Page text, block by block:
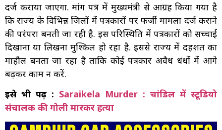
दर्ज कराया जाएगा. मांग पत्र में मुख्यमंत्री से आग्रह किया गया है
कि राज्य के विभिन्न जिलों में पत्रकारों पर फर्जी मामला दर्ज कराने
की परंपरा बनती जा रही है. इस परिस्थिति में पत्रकारों को सच्चाई
दिखाना या लिखना मुश्किल हो रहा है. इससे राज्य में दहशत का
माहौल बनता जा रहा है ताकि कोई पत्रकार अवैध धंधों में आगे
बढ़कर काम न करें.
इसे भी पढ़ें : Saraikela Murder : चांडिल में स्टूडियो
संचालक की गोली मारकर हत्या